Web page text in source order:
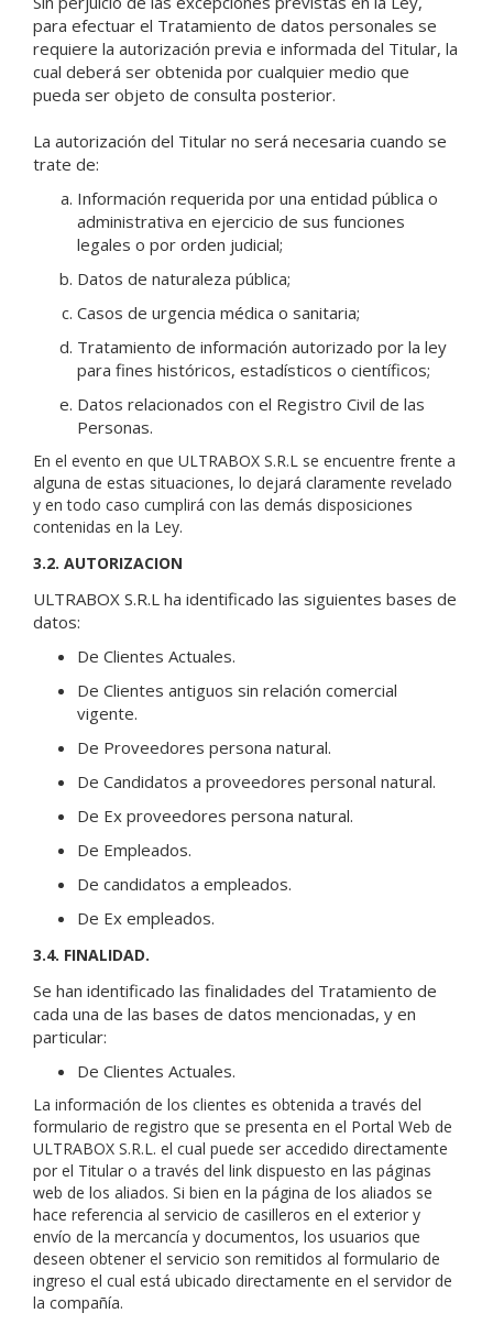
para efectuar el Tratamiento de datos personales se
requiere la autorización previa e informada del Titular, la
cual deberá ser obtenida por cualquier medio que
pueda ser objeto de consulta posterior.
La autorización del Titular no será necesaria cuando se
trate de:
Información requerida por una entidad pública o
administrativa en ejercicio de sus funciones
legales o por orden judicial;
Datos de naturaleza pública;
Casos de urgencia médica o sanitaria;
Tratamiento de información autorizado por la ley
para fines históricos, estadísticos o científicos;
Datos relacionados con el Registro Civil de las
Personas.
En el evento en que ULTRABOX S.R.L se encuentre frente a
alguna de estas situaciones, lo dejará claramente revelado
y en todo caso cumplirá con las demás disposiciones
contenidas en la Ley.
3.2. AUTORIZACION
ULTRABOX S.R.L ha identificado las siguientes bases de
datos:
De Clientes Actuales.
De Clientes antiguos sin relación comercial
vigente.
De Proveedores persona natural.
De Candidatos a proveedores personal natural.
De Ex proveedores persona natural.
De Empleados.
De candidatos a empleados.
De Ex empleados.
3.4. FINALIDAD.
Se han identificado las finalidades del Tratamiento de
cada una de las bases de datos mencionadas, y en
particular:
De Clientes Actuales.
La información de los clientes es obtenida a través del
formulario de registro que se presenta en el Portal Web de
ULTRABOX S.R.L. el cual puede ser accedido directamente
por el Titular o a través del link dispuesto en las páginas
web de los aliados. Si bien en la página de los aliados se
hace referencia al servicio de casilleros en el exterior y
envío de la mercancía y documentos, los usuarios que
deseen obtener el servicio son remitidos al formulario de
ingreso el cual está ubicado directamente en el servidor de
la compañía.